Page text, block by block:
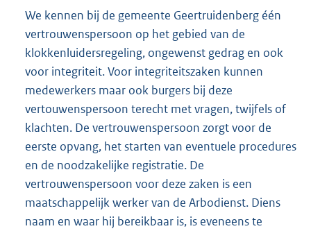
We kennen bij de gemeente Geertruidenberg één
vertrouwenspersoon op het gebied van de
klokkenluidersregeling, ongewenst gedrag en ook
voor integriteit. Voor integriteitszaken kunnen
medewerkers maar ook burgers bij deze
vertouwenspersoon terecht met vragen, twijfels of
klachten. De vertrouwenspersoon zorgt voor de
eerste opvang, het starten van eventuele procedures
en de noodzakelijke registratie. De
vertrouwenspersoon voor deze zaken is een
maatschappelijk werker van de Arbodienst. Diens
naam en waar hij bereikbaar is, is eveneens te